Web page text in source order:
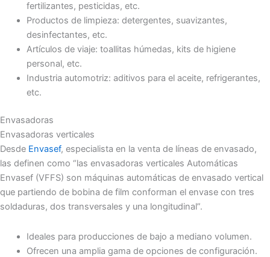
fertilizantes, pesticidas, etc.
Productos de limpieza: detergentes, suavizantes,
desinfectantes, etc.
Artículos de viaje: toallitas húmedas, kits de higiene
personal, etc.
Industria automotriz: aditivos para el aceite, refrigerantes,
etc.
Envasadoras
Envasadoras verticales
Desde Envasef, especialista en la venta de líneas de envasado,
las definen como “las envasadoras verticales Automáticas
Envasef (VFFS) son máquinas automáticas de envasado vertical
que partiendo de bobina de film conforman el envase con tres
soldaduras, dos transversales y una longitudinal”.
Ideales para producciones de bajo a mediano volumen.
Ofrecen una amplia gama de opciones de configuración.